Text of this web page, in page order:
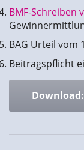
BMF-Schreiben
BAG Urteil vom
Beitragspflicht